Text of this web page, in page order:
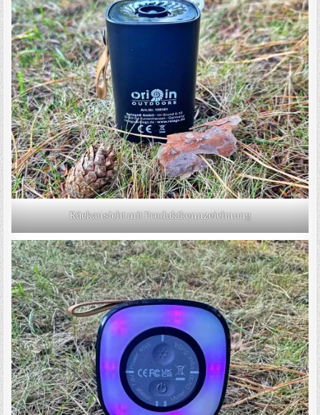
Rückansicht mit Produktkennzeichnung